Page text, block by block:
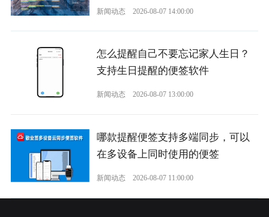
新闻动态 2026-08-07 14:00:00
怎么提醒自己不要忘记家人生日？
支持生日提醒的便签软件
新闻动态 2026-08-07 13:00:00
哪款提醒便签支持多端同步，可以
在多设备上同时使用的便签
新闻动态 2026-08-07 11:00:00